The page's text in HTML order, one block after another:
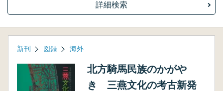
詳細検索
新刊 図録 海外
北方騎馬民族のかがや
き 三燕文化の考古新発